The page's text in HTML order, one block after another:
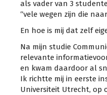
als vader van 3
“vele wegen zijn die
En hoe is mij dat zelf
Na mijn studie
relevante
en kwam daardoor al
Ik richtte mij in eerste
Universiteit Utrecht, op